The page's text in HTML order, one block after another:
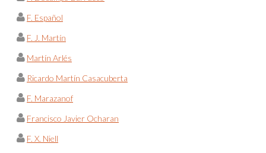
F. Español
F. J. Martín
Martín Arlés
Ricardo Martín Casacuberta
F. Marazanof
Francisco Javier Ocharan
F. X. Niell